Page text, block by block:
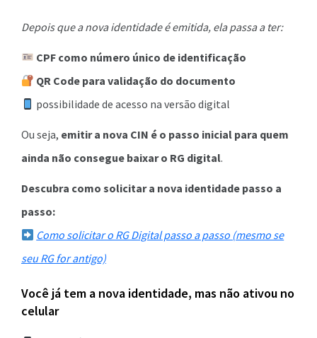
Depois que a nova identidade é emitida, ela passa a ter:
CPF como número único de identificação
QR Code para validação do documento
possibilidade de acesso na versão digital
Ou seja, emitir a nova CIN é o passo inicial para quem
ainda não consegue baixar o RG digital.
Descubra como solicitar a nova identidade passo a
passo:
Como solicitar o RG Digital passo a passo (mesmo se
seu RG for antigo)
Você já tem a nova identidade, mas não ativou no
celular